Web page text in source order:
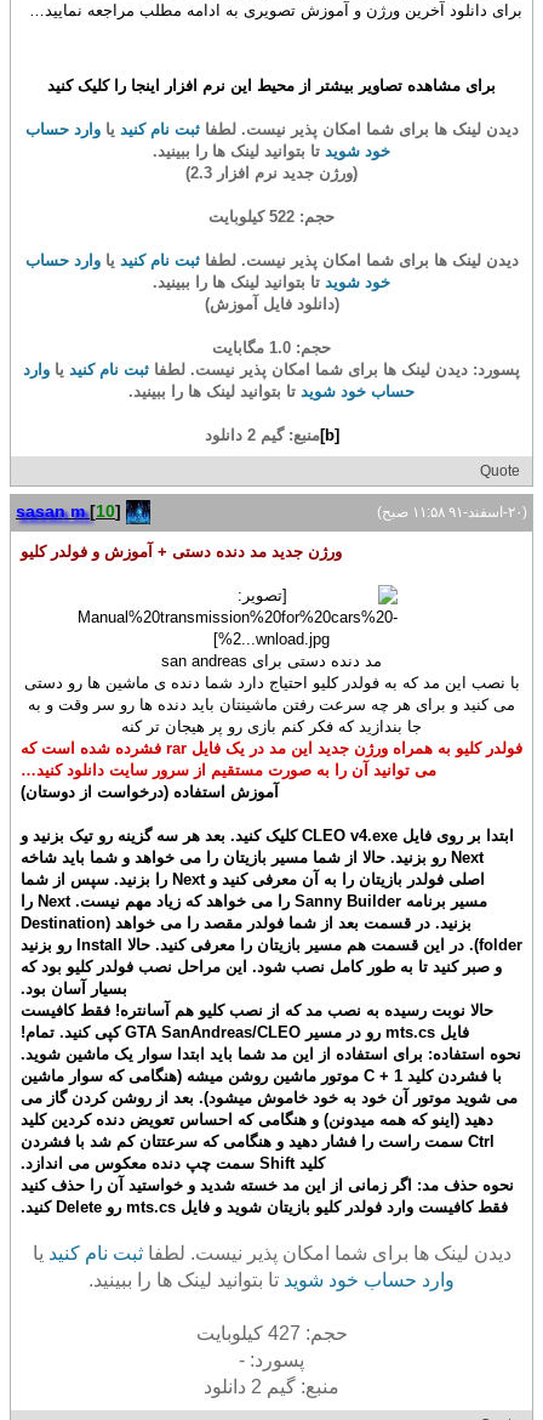
برای دانلود آخرین ورژن و آموزش تصویری به ادامه مطلب مراجعه نمایید…
برای مشاهده تصاویر بیشتر از محیط این نرم افزار اینجا را کلیک کنید
دیدن لینک ها برای شما امکان پذیر نیست. لطفاثبت نام کنید یاوارد حساب
خود شوید تا بتوانید لینک ها را ببینید.
(ورژن جدید نرم افزار 2.3)
حجم: 522 کیلوبایت
دیدن لینک ها برای شما امکان پذیر نیست. لطفاثبت نام کنید یاوارد حساب
خود شوید تا بتوانید لینک ها را ببینید.
(دانلود فایل آموزش)
حجم: 1.0 مگابایت
پسورد: دیدن لینک ها برای شما امکان پذیر نیست. لطفا ثبت نام کنید یا وارد
حساب خود شوید تا بتوانید لینک ها را ببینید.
[b] منبع: گیم 2 دانلود
Quote
(۲۰-اسفند-۹۱ ۱۱:۵۸ صبح) sasan m[10]
ورژن جدید مد دنده دستی + آموزش و فولدر کلیو
مد دنده دستی برای san andreas
با نصب این مد که به فولدر کلیو احتیاج دارد شما دنده ی ماشین ها رو دستی
می کنید و برای هر چه سرعت رفتن ماشینتان باید دنده ها رو سر وقت و به
جا بندازید که فکر کنم بازی رو پر هیجان تر کنه
فولدر کلیو به همراه ورژن جدید این مد در یک فایل rar فشرده شده است که
می توانید آن را به صورت مستقیم از سرور سایت دانلود کنید…
آموزش استفاده (درخواست از دوستان)
ابتدا بر روی فایل CLEO v4.exe کلیک کنید. بعد هر سه گزینه رو تیک بزنید و
Next رو بزنید. حالا از شما مسیر بازیتان را می خواهد و شما باید شاخه
اصلی فولدر بازیتان را به آن معرفی کنید و Next را بزنید. سپس از شما
مسیر برنامه Sanny Builder را می خواهد که زیاد مهم نیست. Next را
بزنید. در قسمت بعد از شما فولدر مقصد را می خواهد (Destination
folder). در این قسمت هم مسیر بازیتان را معرفی کنید. حالا Install رو بزنید
و صبر کنید تا به طور کامل نصب شود. این مراحل نصب فولدر کلیو بود که
بسیار آسان بود.
حالا نوبت رسیده به نصب مد که از نصب کلیو هم آسانتره! فقط کافیست
فایل mts.cs رو در مسیر GTA SanAndreas/CLEO کپی کنید. تمام!
نحوه استفاده: برای استفاده از این مد شما باید ابتدا سوار یک ماشین شوید.
با فشردن کلید C + 1 موتور ماشین روشن میشه (هنگامی که سوار ماشین
می شوید موتور آن خود به خود خاموش میشود). بعد از روشن کردن گاز می
دهید (اینو که همه میدونن) و هنگامی که احساس تعویض دنده کردین کلید
Ctrl سمت راست را فشار دهید و هنگامی که سرعتتان کم شد با فشردن
کلید Shift سمت چپ دنده معکوس می اندازد.
نحوه حذف مد: اگر زمانی از این مد خسته شدید و خواستید آن را حذف کنید
فقط کافیست وارد فولدر کلیو بازیتان شوید و فایل mts.cs رو Delete کنید.
دیدن لینک ها برای شما امکان پذیر نیست. لطفاثبت نام کنید یا
وارد حساب خود شوید تا بتوانید لینک ها را ببینید.
حجم: 427 کیلوبایت
پسورد: -
منبع: گیم 2 دانلود